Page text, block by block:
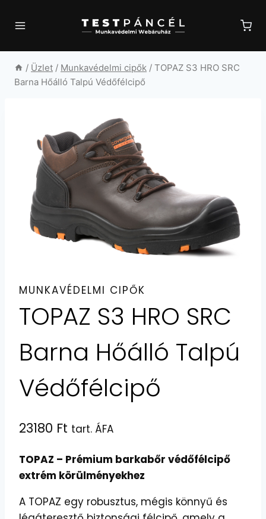
/ Üzlet / Munkavédelmi cipők / TOPAZ S3 HRO SRC
Barna Hőálló Talpú Védőfélcipő
MUNKAVÉDELMI CIPŐK
TOPAZ S3 HRO SRC
Barna Hőálló Talpú
Védőfélcipő
23180 Ft tart. ÁFA
TOPAZ – Prémium barkabőr védőfélcipő
extrém körülményekhez
A TOPAZ egy robusztus, mégis könnyű és